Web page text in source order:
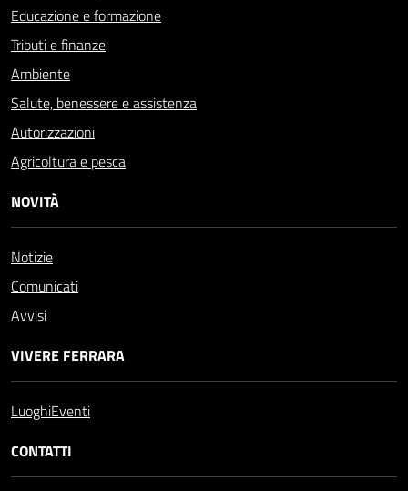
Educazione e formazione
Tributi e finanze
Ambiente
Salute, benessere e assistenza
Autorizzazioni
Agricoltura e pesca
NOVITÀ
Notizie
Comunicati
Avvisi
VIVERE FERRARA
LuoghiEventi
CONTATTI